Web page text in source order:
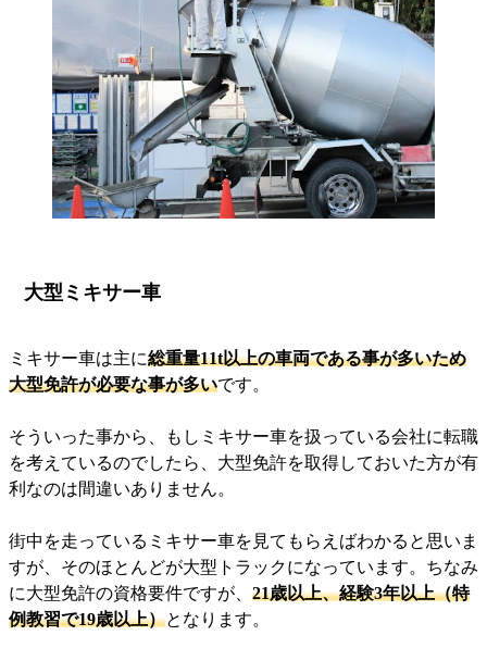
大型ミキサー車
ミキサー車は主に総重量11t以上の車両である事が多いため
大型免許が必要な事が多いです。
そういった事から、もしミキサー車を扱っている会社に転職
を考えているのでしたら、大型免許を取得しておいた方が有
利なのは間違いありません。
街中を走っているミキサー車を見てもらえばわかると思いま
すが、そのほとんどが大型トラックになっています。ちなみ
に大型免許の資格要件ですが、 21歳以上、経験3年以上（特
例教習で19歳以上）となります。